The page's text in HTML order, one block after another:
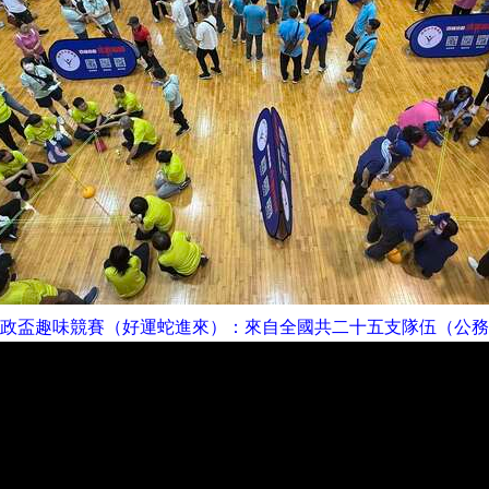
盃趣味競賽（好運蛇進來）：來自全國共二十五支隊伍（公